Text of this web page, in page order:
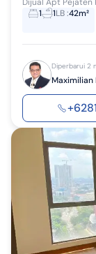
1
1LB:42m²
Diperbarui 2
Maximilian